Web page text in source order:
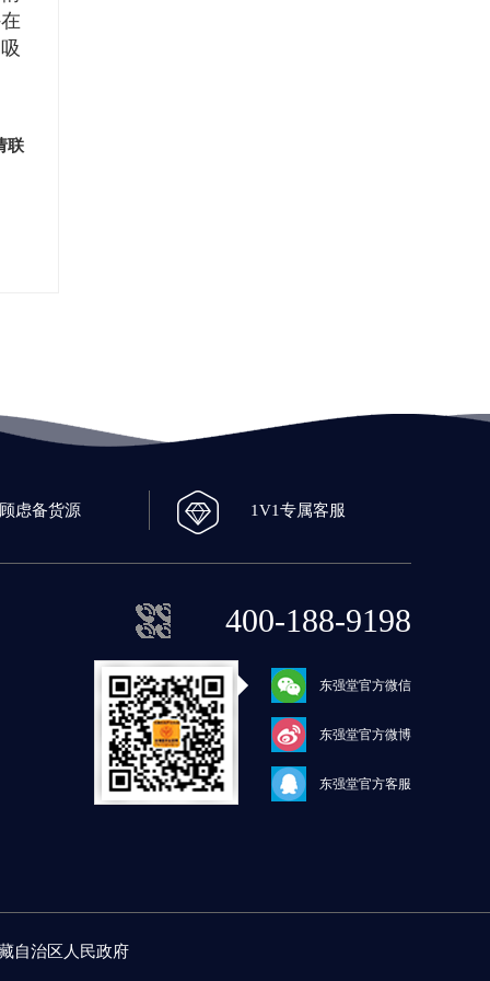
联
虑备货源 1V1专属客服
400-188-9198
东强堂官方微信
东强堂官方微博
东强堂官方客服
自治区人民政府